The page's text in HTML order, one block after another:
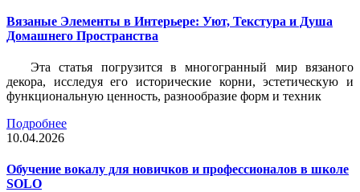
Вязаные Элементы в Интерьере: Уют, Текстура и Душа
Домашнего Пространства
Эта статья погрузится в многогранный мир вязаного
декора, исследуя его исторические корни, эстетическую и
функциональную ценность, разнообразие форм и техник
Подробнее
10.04.2026
Обучение вокалу для новичков и профессионалов в школе
SOLO